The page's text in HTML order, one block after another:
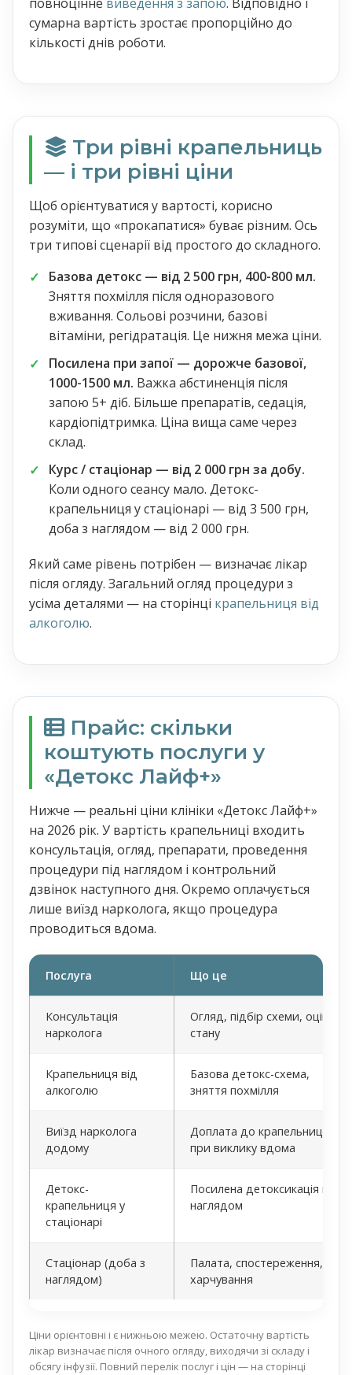
повноцінне виведення з запою. Відповідно і
сумарна вартість зростає пропорційно до
кількості днів роботи.
Три рівні крапельниць
— і три рівні ціни
Щоб орієнтуватися у вартості, корисно
розуміти, що «прокапатися» буває різним. Ось
три типові сценарії від простого до складного.
Базова детокс — від 2 500 грн, 400-800 мл.
Зняття похмілля після одноразового
вживання. Сольові розчини, базові
вітаміни, регідратація. Це нижня межа ціни.
Посилена при запої — дорожче базової,
1000-1500 мл. Важка абстиненція після
запою 5+ діб. Більше препаратів, седація,
кардіопідтримка. Ціна вища саме через
склад.
Курс / стаціонар — від 2 000 грн за добу.
Коли одного сеансу мало. Детокс-
крапельниця у стаціонарі — від 3 500 грн,
доба з наглядом — від 2 000 грн.
Який саме рівень потрібен — визначає лікар
після огляду. Загальний огляд процедури з
усіма деталями — на сторінці крапельниця від
алкоголю.
Прайс: скільки
коштують послуги у
«Детокс Лайф+»
Нижче — реальні ціни клініки «Детокс Лайф+»
на 2026 рік. У вартість крапельниці входить
консультація, огляд, препарати, проведення
процедури під наглядом і контрольний
дзвінок наступного дня. Окремо оплачується
лише виїзд нарколога, якщо процедура
проводиться вдома.
Послуга Що це
Консультація
нарколога
Огляд, підбір схеми, оцінка
стану
Крапельниця від
алкоголю
Базова детокс-схема,
зняття похмілля
Виїзд нарколога
додому
Доплата до крапельниці
при виклику вдома
Детокс-
крапельниця у
стаціонарі
Посилена детоксикація під
наглядом
Стаціонар (доба з
наглядом)
Палата, спостереження,
харчування
Ціни орієнтовні і є нижньою межею. Остаточну вартість
лікар визначає після очного огляду, виходячи зі складу і
обсягу інфузії. Повний перелік послуг і цін — на сторінці